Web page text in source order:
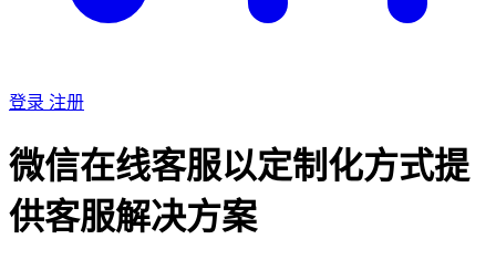
登录 注册
微信在线客服以定制化方式提
供客服解决方案